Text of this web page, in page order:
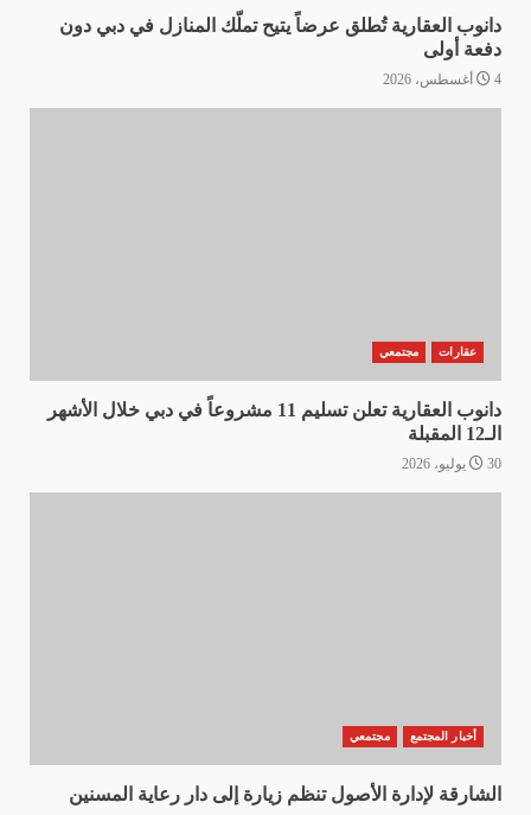
دانوب العقارية تُطلق عرضاً يتيح تملّك المنازل في دبي دون
دفعة أولى
4 أغسطس، 2026
عقارات مجتمعي
دانوب العقارية تعلن تسليم 11 مشروعاً في دبي خلال الأشهر
الـ12 المقبلة
30 يوليو، 2026
أخبار المجتمع مجتمعي
الشارقة لإدارة الأصول تنظم زيارة إلى دار رعاية المسنين